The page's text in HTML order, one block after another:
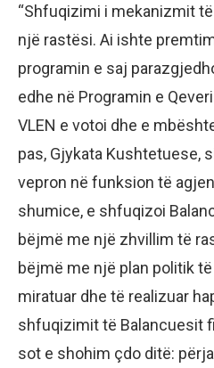
“Shfuqizimi i mekanizmit
një rastësi. Ai ishte
programin e saj
edhe në Programin e
VLEN e votoi dhe e
pas, Gjykata Kushtetuese,
vepron në funksion të
shumice, e shfuqizoi
bëjmë me një zhvillim të
bëjmë me një plan politik
miratuar dhe të realizuar
shfuqizimit të Balancuesit
sot e shohim çdo ditë: